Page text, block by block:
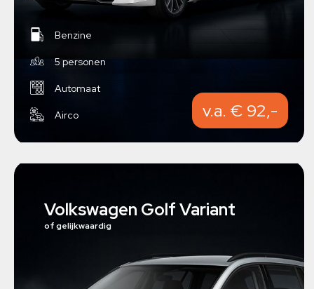
Benzine
5 personen
Automaat
Airco v.a. € 92,-
Volkswagen Golf Variant
of gelijkwaardig